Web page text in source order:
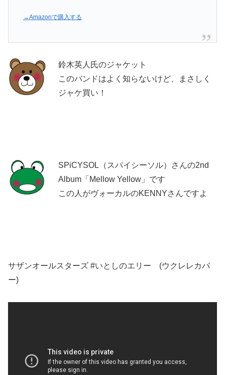
→Amazonで購入する
鈴木英人氏のジャケット
このバンドはよく知らないけど、まさしく
ジャケ買い！
SPiCYSOL（スパイシーソル）さんの2nd
Album「Mellow Yellow」です
この人がヴォーカルのKENNYさんですよ
サザンオールスターズ #いとしのエリー (ウクレレカバ
ー)